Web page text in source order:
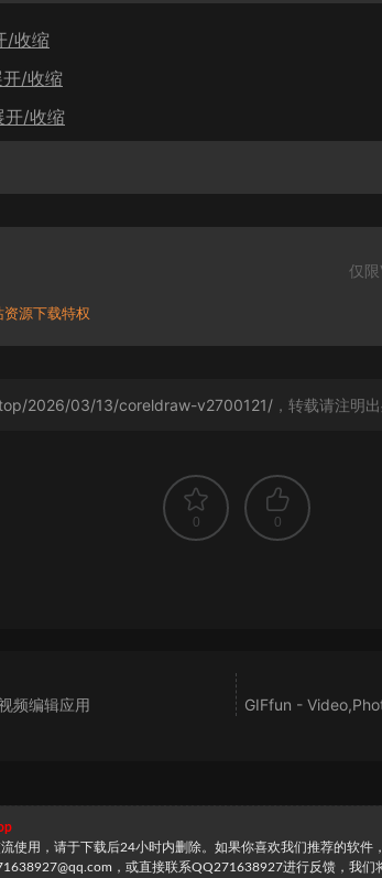
/收缩
开/收缩
开/收缩
仅
源下载特权
2026/03/13/coreldraw-v2700121/ ，转载请注明出
0 0
频编辑应用
GIFfun -
使用，请于下载后24小时内删除。如果你喜欢我们推荐的软件
，或直接联系QQ271638927进行反馈，我们